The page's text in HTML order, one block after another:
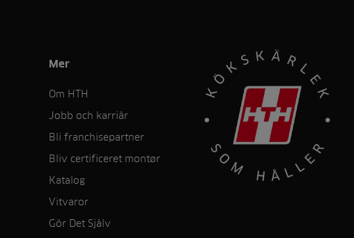
Mer
Om HTH
Jobb och karriär
Bli franchisepartner
Bliv certificeret montør
Katalog
Vitvaror
Gör Det Sjålv